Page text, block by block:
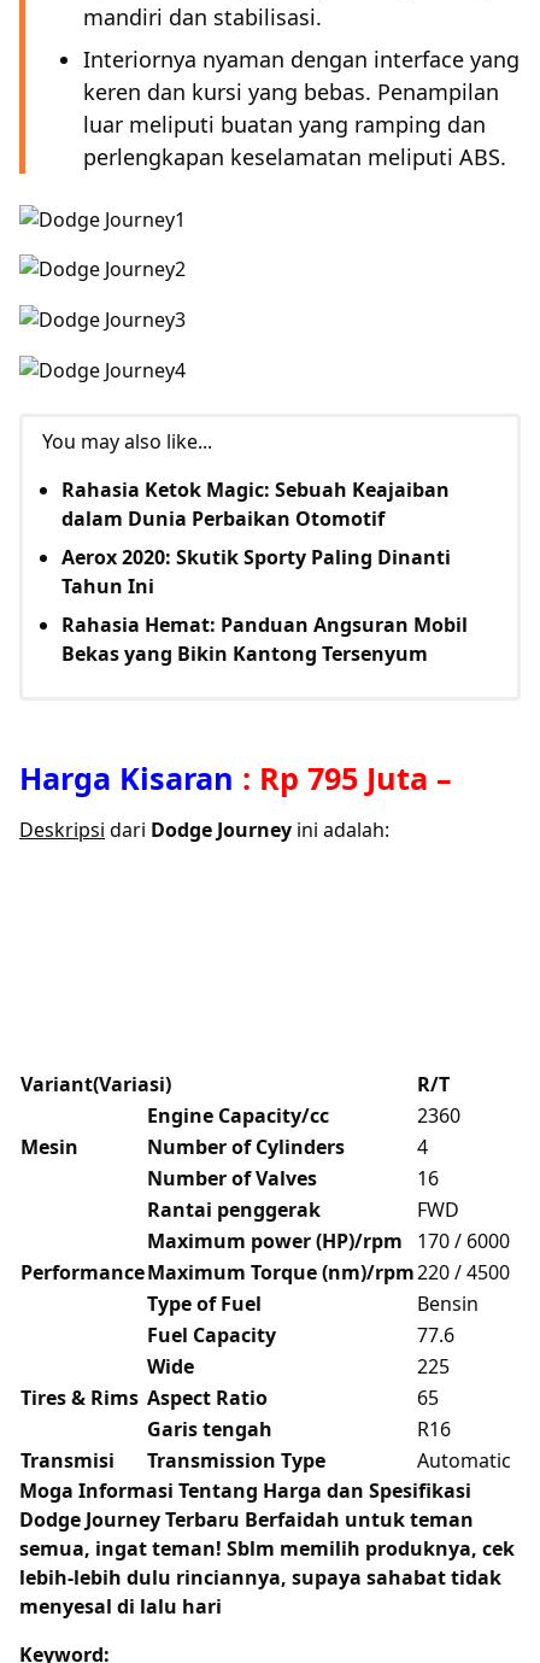
mandiri dan stabilisasi.
Interiornya nyaman dengan interface yang
keren dan kursi yang bebas. Penampilan
luar meliputi buatan yang ramping dan
perlengkapan keselamatan meliputi ABS.
You may also like...
Rahasia Ketok Magic: Sebuah Keajaiban
dalam Dunia Perbaikan Otomotif
Aerox 2020: Skutik Sporty Paling Dinanti
Tahun Ini
Rahasia Hemat: Panduan Angsuran Mobil
Bekas yang Bikin Kantong Tersenyum
Harga Kisaran : Rp 795 Juta –
Deskripsi dari Dodge Journey ini adalah:
Variant(Variasi) R/T
Mesin
Engine Capacity/cc
2360
Number of Cylinders
4
Number of Valves
16
Performance
Rantai penggerak
FWD
Maximum power (HP)/rpm
170 / 6000
Maximum Torque (nm)/rpm220 / 4500
Type of Fuel
Bensin
Fuel Capacity
77.6
Tires & Rims
Wide
225
Aspect Ratio
65
Garis tengah
R16
Transmisi
Transmission Type
Automatic
Moga Informasi Tentang Harga dan Spesifikasi
Dodge Journey Terbaru Berfaidah untuk teman
semua, ingat teman! Sblm memilih produknya, cek
lebih-lebih dulu rinciannya, supaya sahabat tidak
menyesal di lalu hari
Keyword: